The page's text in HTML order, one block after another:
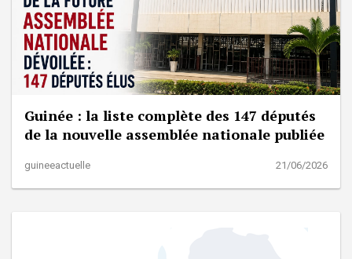
Guinée : la liste complète des 147 députés
de la nouvelle assemblée nationale publiée
guineeactuelle 21/06/2026